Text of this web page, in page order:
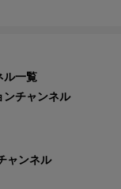
ル一覧
ンチャンネル
ャンネル